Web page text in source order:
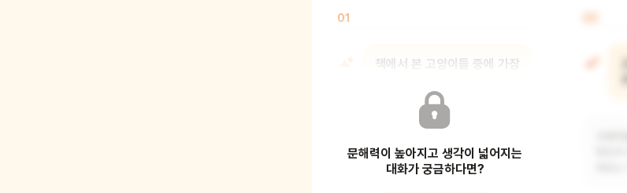
01
책에서 본 고양이들 중에 가장
모습이었어?
저는 마지막까지 남아있던 이름 없는
고양이가 가장 기억에 남아요. 외롭고
문해력이 높아지고 생각이 넓어지는
대화가 궁금하다면?